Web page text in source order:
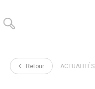
Retour ACTUALITÉS